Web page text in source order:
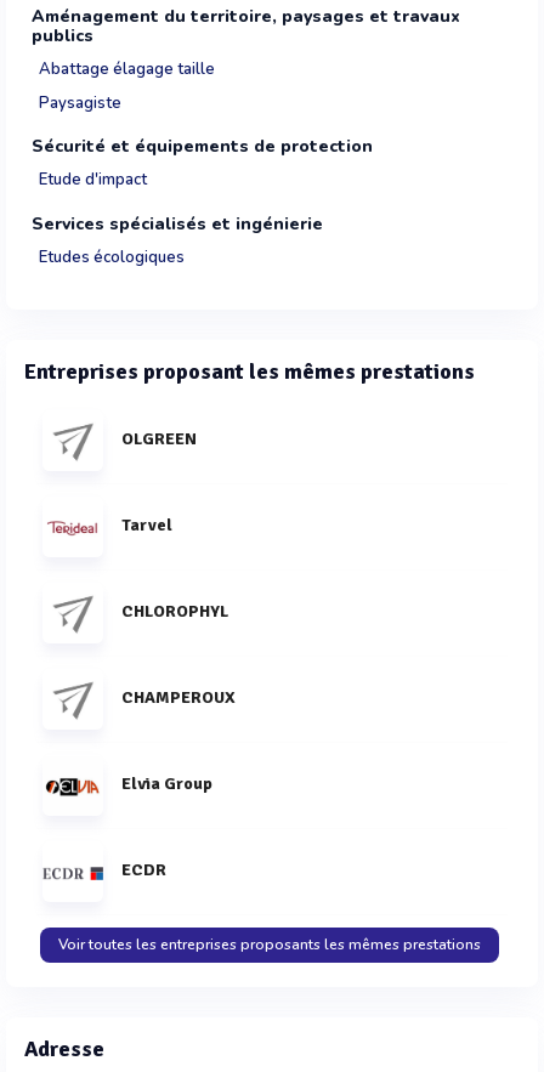
Aménagement du territoire, paysages et travaux
publics
Abattage élagage taille
Paysagiste
Sécurité et équipements de protection
Etude d'impact
Services spécialisés et ingénierie
Etudes écologiques
Entreprises proposant les mêmes prestations
OLGREEN
Tarvel
CHLOROPHYL
CHAMPEROUX
Elvia Group
ECDR
Voir toutes les entreprises proposants les mêmes prestations
Adresse